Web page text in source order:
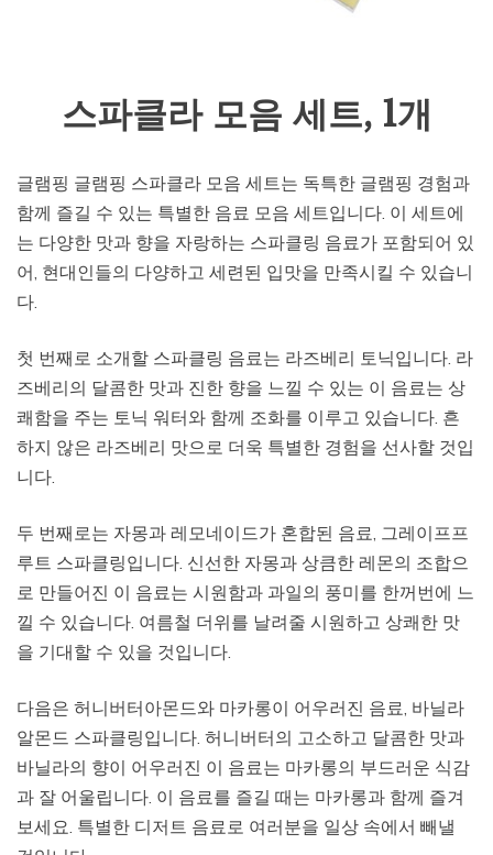
스파클라 모음 세트, 1개
글램핑 글램핑 스파클라 모음 세트는 독특한 글램핑 경험과
함께 즐길 수 있는 특별한 음료 모음 세트입니다. 이 세트에
는 다양한 맛과 향을 자랑하는 스파클링 음료가 포함되어 있
어, 현대인들의 다양하고 세련된 입맛을 만족시킬 수 있습니
다.
첫 번째로 소개할 스파클링 음료는 라즈베리 토닉입니다. 라
즈베리의 달콤한 맛과 진한 향을 느낄 수 있는 이 음료는 상
쾌함을 주는 토닉 워터와 함께 조화를 이루고 있습니다. 흔
하지 않은 라즈베리 맛으로 더욱 특별한 경험을 선사할 것입
니다.
두 번째로는 자몽과 레모네이드가 혼합된 음료, 그레이프프
루트 스파클링입니다. 신선한 자몽과 상큼한 레몬의 조합으
로 만들어진 이 음료는 시원함과 과일의 풍미를 한꺼번에 느
낄 수 있습니다. 여름철 더위를 날려줄 시원하고 상쾌한 맛
을 기대할 수 있을 것입니다.
다음은 허니버터아몬드와 마카롱이 어우러진 음료, 바닐라
알몬드 스파클링입니다. 허니버터의 고소하고 달콤한 맛과
바닐라의 향이 어우러진 이 음료는 마카롱의 부드러운 식감
과 잘 어울립니다. 이 음료를 즐길 때는 마카롱과 함께 즐겨
보세요. 특별한 디저트 음료로 여러분을 일상 속에서 빼낼